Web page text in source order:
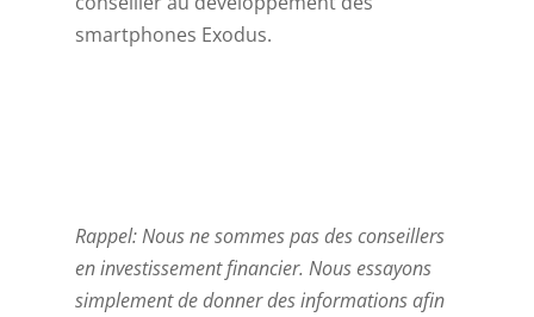
smartphones Exodus.
Rappel: Nous ne sommes pas des conseillers
en investissement financier. Nous essayons
simplement de donner des informations afin